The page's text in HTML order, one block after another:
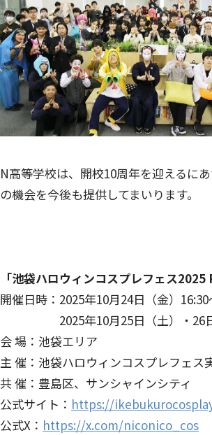
N高等学校は、開校10周年を迎えるに
の機会を今後も提供してまいります。
「池袋ハロウィンコスプレフェス
開催日時：2025年10月24日（金）16:30
2025年10月25日（土）・26日
会 場：池袋エリア
主 催：池袋ハロウィンコスプレフェス
共 催：豊島区、サンシャインシティ
公式サイト： https://
公式X： https://x.com/niconico_cos